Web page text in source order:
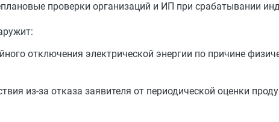
проверки организаций и ИП при срабатывании
отключения электрической энергии по причине
из‑за отказа заявителя от периодической оценки